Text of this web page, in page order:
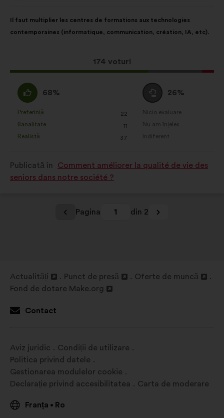
propunerii:
Il faut multiplier les centres de formations aux technologies
contemporaines (informatique, communication, création, IA, etc).
Această
propunere
174 voturi
următoarea
distribuire:
Acord
:
68%
clasificarea:
Preferință
: 22
ori
Banalitate
: 11
ori
Realistă
: 37
ori
Neutru
:
26%
clasificarea:
Nicio evaluare
:ori
Nu am înțeles
:ori
Indiferent
:ori
Publicată în
Comment améliorer la qualité de vie des
seniors dans notre société ?
Pagina 1 din 2
Actualități
Deschidere
o
Punct de presă
Deschidere
Oferte de muncă
Fond de dotare Make.org
într-
nouă
Contact
Aviz juridic
Condiții de utilizare
Politica privind datele
Gestionarea modulelor cookie
Declarație privind accesibilitatea
Carta de moderare
Franța • Ro